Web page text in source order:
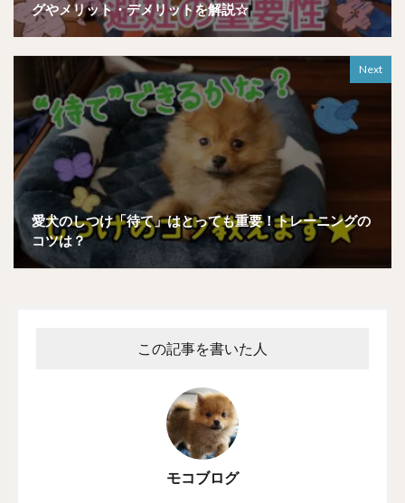
グやメリット・デメリットを解説☆
Next
愛犬のしつけ「待て」はとっても重要！トレーニングの
コツは？
この記事を書いた人
モコブログ